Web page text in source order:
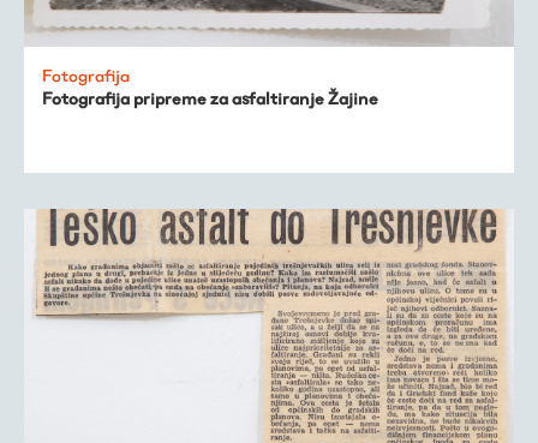
Fotografija
Fotografija pripreme za asfaltiranje Žajine